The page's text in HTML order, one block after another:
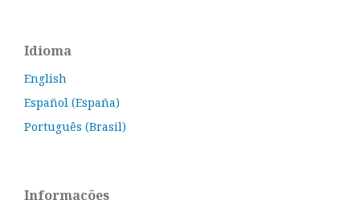
Idioma
English
Español (España)
Português (Brasil)
Informações